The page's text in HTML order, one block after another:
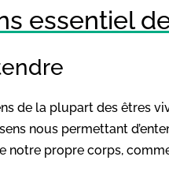
essentiel
de la plupart des êtres
nous permettant
notre propre corps,